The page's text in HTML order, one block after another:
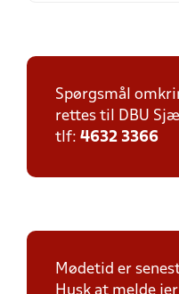
Spørgsmål
rettes til DBU
tlf: 4632 3366
Mødetid er
Husk at melde